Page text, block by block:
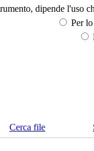
dipende l'uso
Per
Cerca file